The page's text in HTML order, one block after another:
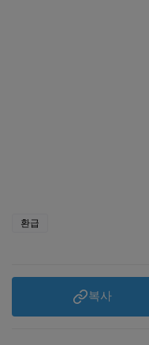
환급
복사